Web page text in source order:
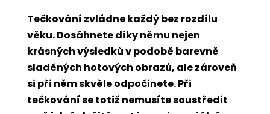
Tečkování zvládne každý bez rozdílu
věku. Dosáhnete díky němu nejen
krásných výsledků v podobě barevně
sladěných hotových obrazů, ale zároveň
si při něm skvěle odpočinete. Při
tečkováníse totiž nemusíte soustředit